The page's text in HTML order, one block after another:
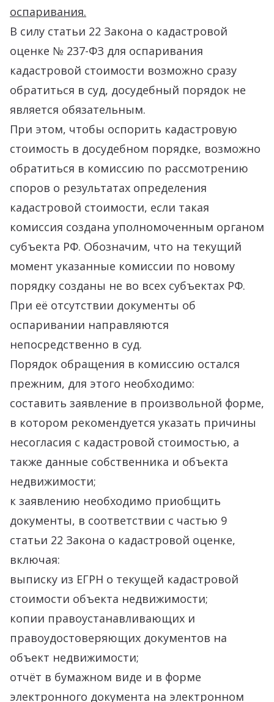
оспаривания.
В силу статьи 22 Закона о кадастровой
оценке № 237-ФЗ для оспаривания
кадастровой стоимости возможно сразу
обратиться в суд, досудебный порядок не
является обязательным.
При этом, чтобы оспорить кадастровую
стоимость в досудебном порядке, возможно
обратиться в комиссию по рассмотрению
споров о результатах определения
кадастровой стоимости, если такая
комиссия создана уполномоченным органом
субъекта РФ. Обозначим, что на текущий
момент указанные комиссии по новому
порядку созданы не во всех субъектах РФ.
При её отсутствии документы об
оспаривании направляются
непосредственно в суд.
Порядок обращения в комиссию остался
прежним, для этого необходимо:
составить заявление в произвольной форме,
в котором рекомендуется указать причины
несогласия с кадастровой стоимостью, а
также данные собственника и объекта
недвижимости;
к заявлению необходимо приобщить
документы, в соответствии с частью 9
статьи 22 Закона о кадастровой оценке,
включая:
выписку из ЕГРН о текущей кадастровой
стоимости объекта недвижимости;
копии правоустанавливающих и
правоудостоверяющих документов на
объект недвижимости;
отчёт в бумажном виде и в форме
электронного документа на электронном